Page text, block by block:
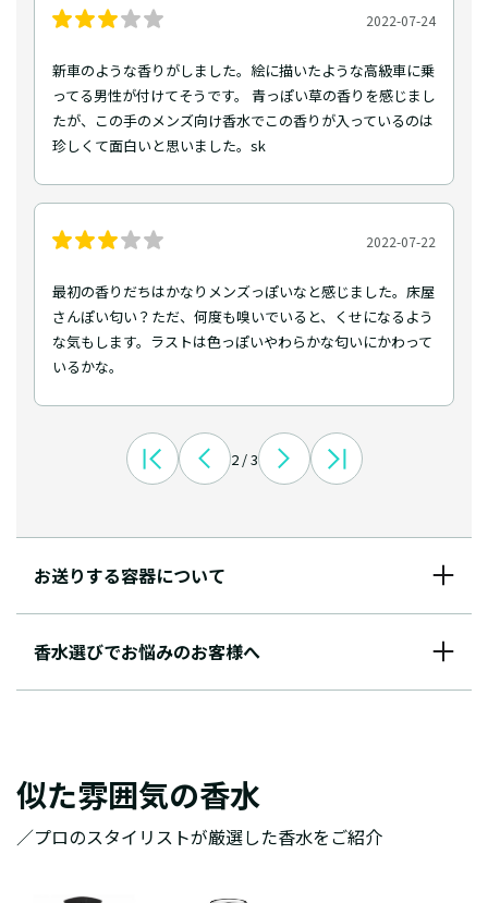
2022-07-24
新車のような香りがしました。絵に描いたような高級車に乗
ってる男性が付けてそうです。 青っぽい草の香りを感じまし
たが、この手のメンズ向け香水でこの香りが入っているのは
珍しくて面白いと思いました。sk
2022-07-22
最初の香りだちはかなりメンズっぽいなと感じました。床屋
さんぽい匂い？ただ、何度も嗅いでいると、くせになるよう
な気もします。ラストは色っぽいやわらかな匂いにかわって
いるかな。
2 / 3
お送りする容器について
香水選びでお悩みのお客様へ
似た雰囲気の香水
／プロのスタイリストが厳選した香水をご紹介